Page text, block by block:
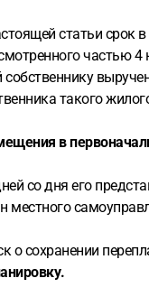
статьи срок
частью
такого
в
со дня его
местного
о сохранении